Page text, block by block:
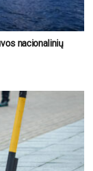
nacionalinių